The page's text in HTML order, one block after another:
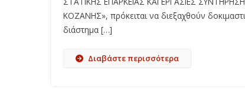
ΚΟΖΑΝΗΣ», πρόκειται να διεξαχθούν
διάστημα […]
Διαβάστε περισσότερα